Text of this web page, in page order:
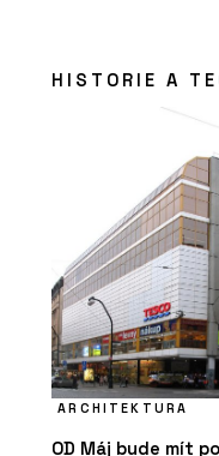
HISTORIE A
ARCHITEKTURA
OD Máj bude mít